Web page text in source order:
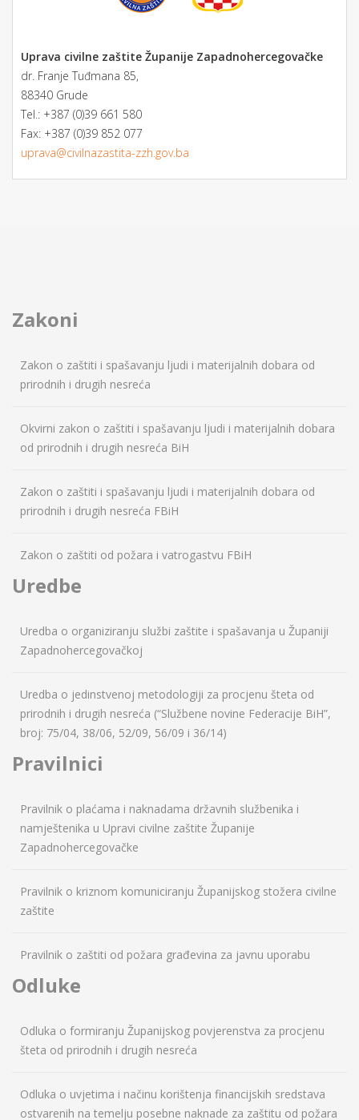
Uprava civilne zaštite Županije Zapadnohercegovačke
dr. Franje Tuđmana 85,
88340 Grude
Tel.: +387 (0)39 661 580
Fax: +387 (0)39 852 077
uprava@civilnazastita-zzh.gov.ba
Zakoni
Zakon o zaštiti i spašavanju ljudi i materijalnih dobara od
prirodnih i drugih nesreća
Okvirni zakon o zaštiti i spašavanju ljudi i materijalnih dobara
od prirodnih i drugih nesreća BiH
Zakon o zaštiti i spašavanju ljudi i materijalnih dobara od
prirodnih i drugih nesreća FBiH
Zakon o zaštiti od požara i vatrogastvu FBiH
Uredbe
Uredba o organiziranju službi zaštite i spašavanja u Županiji
Zapadnohercegovačkoj
Uredba o jedinstvenoj metodologiji za procjenu šteta od
prirodnih i drugih nesreća (“Službene novine Federacije BiH”,
broj: 75/04, 38/06, 52/09, 56/09 i 36/14)
Pravilnici
Pravilnik o plaćama i naknadama državnih službenika i
namještenika u Upravi civilne zaštite Županije
Zapadnohercegovačke
Pravilnik o kriznom komuniciranju Županijskog stožera civilne
zaštite
Pravilnik o zaštiti od požara građevina za javnu uporabu
Odluke
Odluka o formiranju Županijskog povjerenstva za procjenu
šteta od prirodnih i drugih nesreća
Odluka o uvjetima i načinu korištenja financijskih sredstava
ostvarenih na temelju posebne naknade za zaštitu od požara